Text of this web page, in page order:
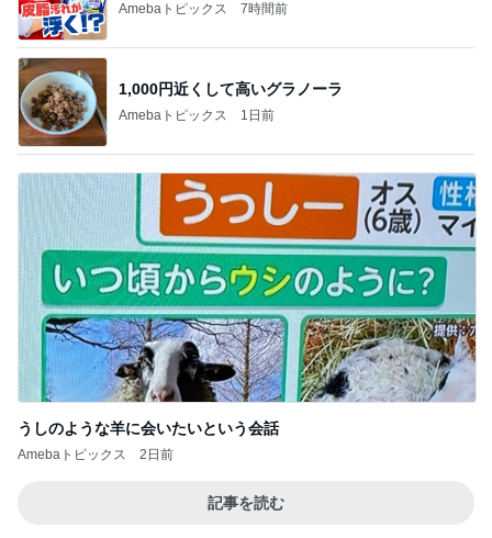
Amebaトピックス 7時間前
1,000円近くして高いグラノーラ
Amebaトピックス 1日前
うしのような羊に会いたいという会話
Amebaトピックス 2日前
記事を読む